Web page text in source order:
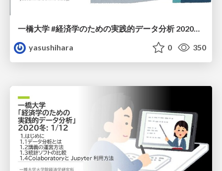
一橋大学 #経済学のための実践的データ分析 2020冬: 2/12
yasushihara
0 350